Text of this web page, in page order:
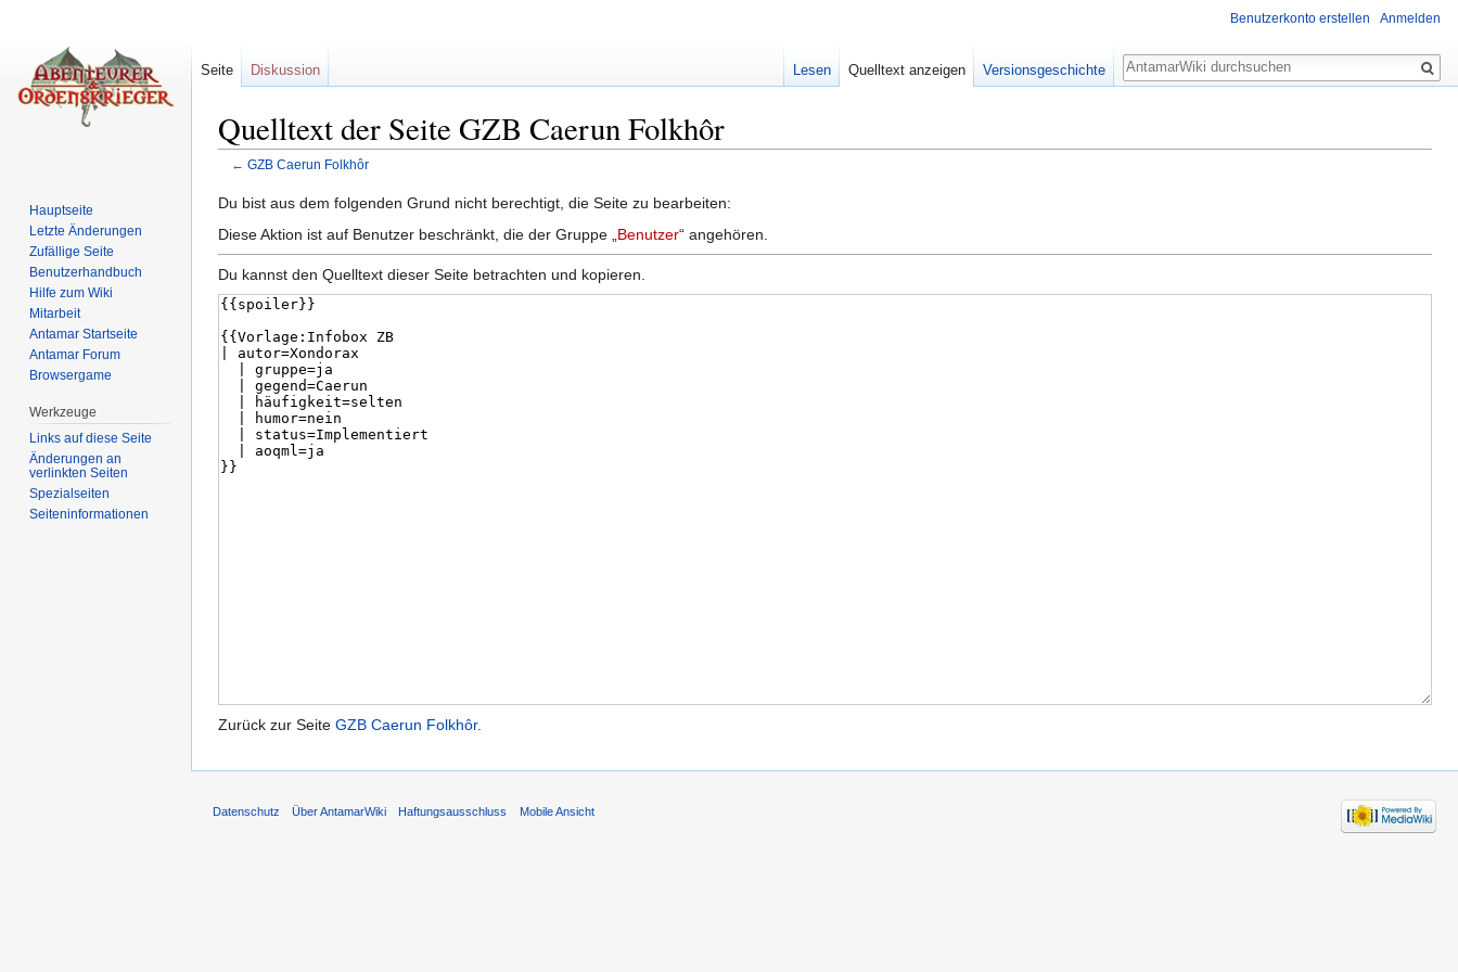
Quelltext der Seite GZB Caerun Folkhôr
← GZB Caerun Folkhôr
Du bist aus dem folgenden Grund nicht berechtigt, die Seite zu bearbeiten:
Diese Aktion ist auf Benutzer beschränkt, die der Gruppe „ Benutzer“ angehören.
Du kannst den Quelltext dieser Seite betrachten und kopieren.
Zurück zur Seite GZB Caerun Folkhôr.
Benutzerkonto erstellen Anmelden
Seite Diskussion Lesen Quelltext anzeigen Versionsgeschichte
Suche
Hauptseite
Letzte Änderungen
Zufällige Seite
Benutzerhandbuch
Hilfe zum Wiki
Mitarbeit
Antamar Startseite
Antamar Forum
Browsergame
Werkzeuge
Links auf diese Seite
Änderungen an
verlinkten Seiten
Spezialseiten
Seiten­informationen
Datenschutz Über AntamarWiki Haftungsausschluss Mobile Ansicht